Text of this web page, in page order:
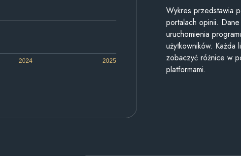
2024 2025
Wykres przedstawia
portalach opinii.
uruchomienia
użytkowników. Każda
zobaczyć różnice w
platformami.